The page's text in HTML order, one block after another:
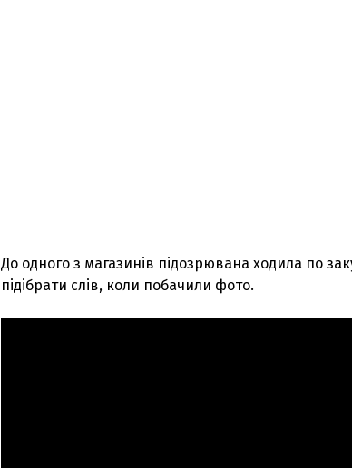
До одного з магазинів підозрювана ходила по
підібрати слів, коли побачили фото.